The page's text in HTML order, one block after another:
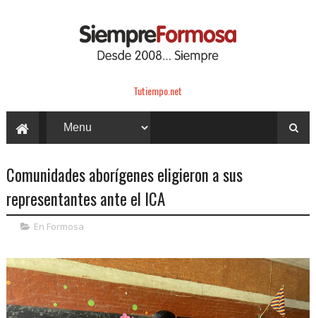
Tutiempo.net
Comunidades aborígenes eligieron a sus
representantes ante el ICA
En Formosa